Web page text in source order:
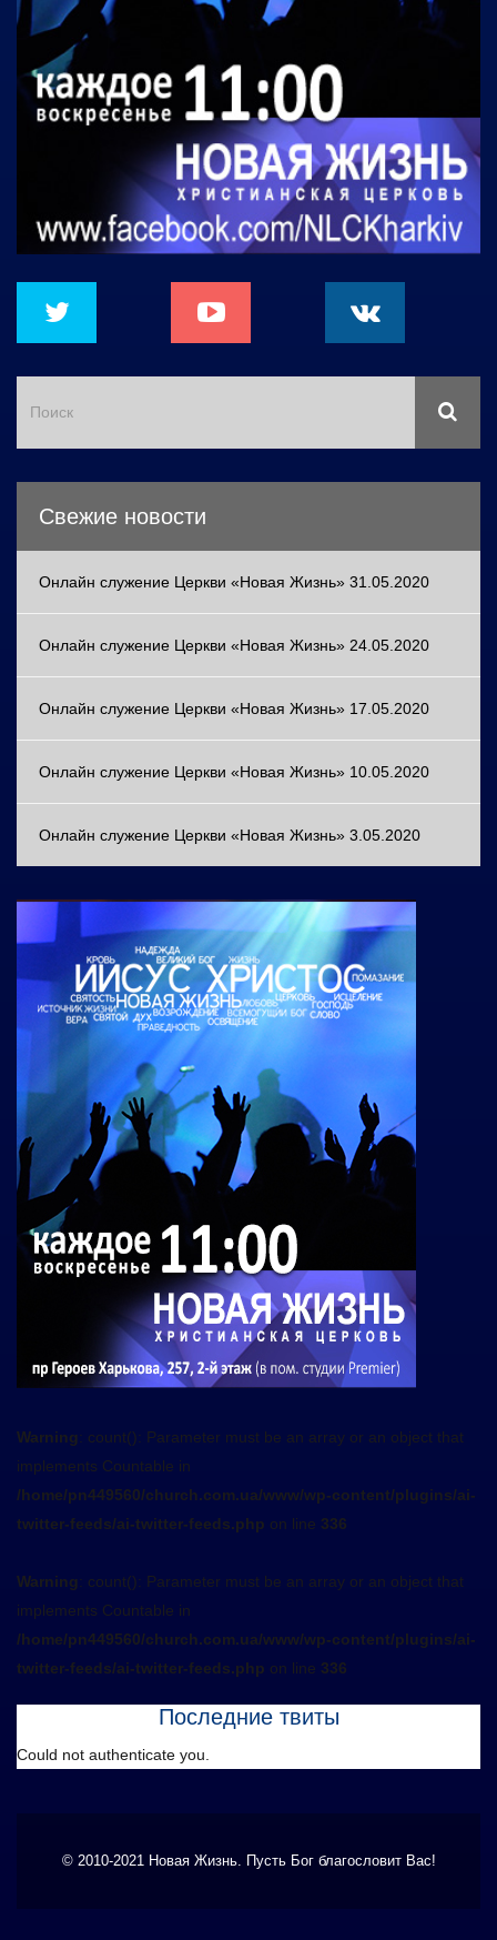
Свежие новости
Онлайн служение Церкви «Новая Жизнь» 31.05.2020
Онлайн служение Церкви «Новая Жизнь» 24.05.2020
Онлайн служение Церкви «Новая Жизнь» 17.05.2020
Онлайн служение Церкви «Новая Жизнь» 10.05.2020
Онлайн служение Церкви «Новая Жизнь» 3.05.2020
Warning: count(): Parameter must be an array or an object that
implements Countable in
/home/pn449560/church.com.ua/www/wp-content/plugins/ai-
twitter-feeds/ai-twitter-feeds.php on line 336
Warning: count(): Parameter must be an array or an object that
implements Countable in
/home/pn449560/church.com.ua/www/wp-content/plugins/ai-
twitter-feeds/ai-twitter-feeds.php on line 336
Последние твиты
Could not authenticate you.
© 2010-2021 Новая Жизнь. Пусть Бог благословит Вас!